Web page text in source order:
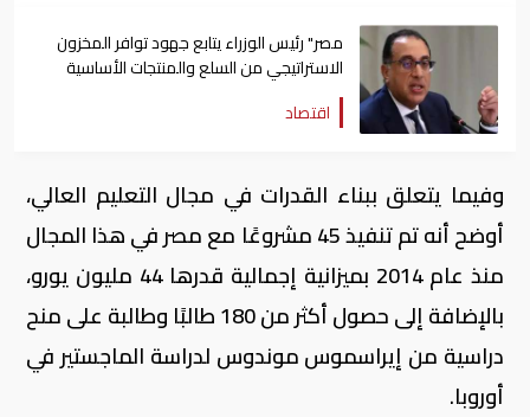
مصر" رئيس الوزراء يتابع جهود توافر المخزون
الاستراتيجي من السلع والمنتجات الأساسية
اقتصاد
وفيما يتعلق ببناء القدرات في مجال التعليم العالي،
أوضح أنه تم تنفيذ 45 مشروعًا مع مصر في هذا المجال
منذ عام 2014 بميزانية إجمالية قدرها 44 مليون يورو،
بالإضافة إلى حصول أكثر من 180 طالبًا وطالبة على منح
دراسية من إيراسموس موندوس لدراسة الماجستير في
أوروبا.